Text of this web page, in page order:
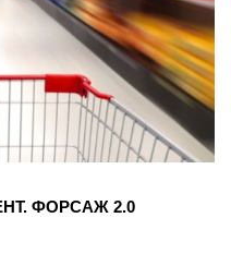
ФОРСАЖ 2.0